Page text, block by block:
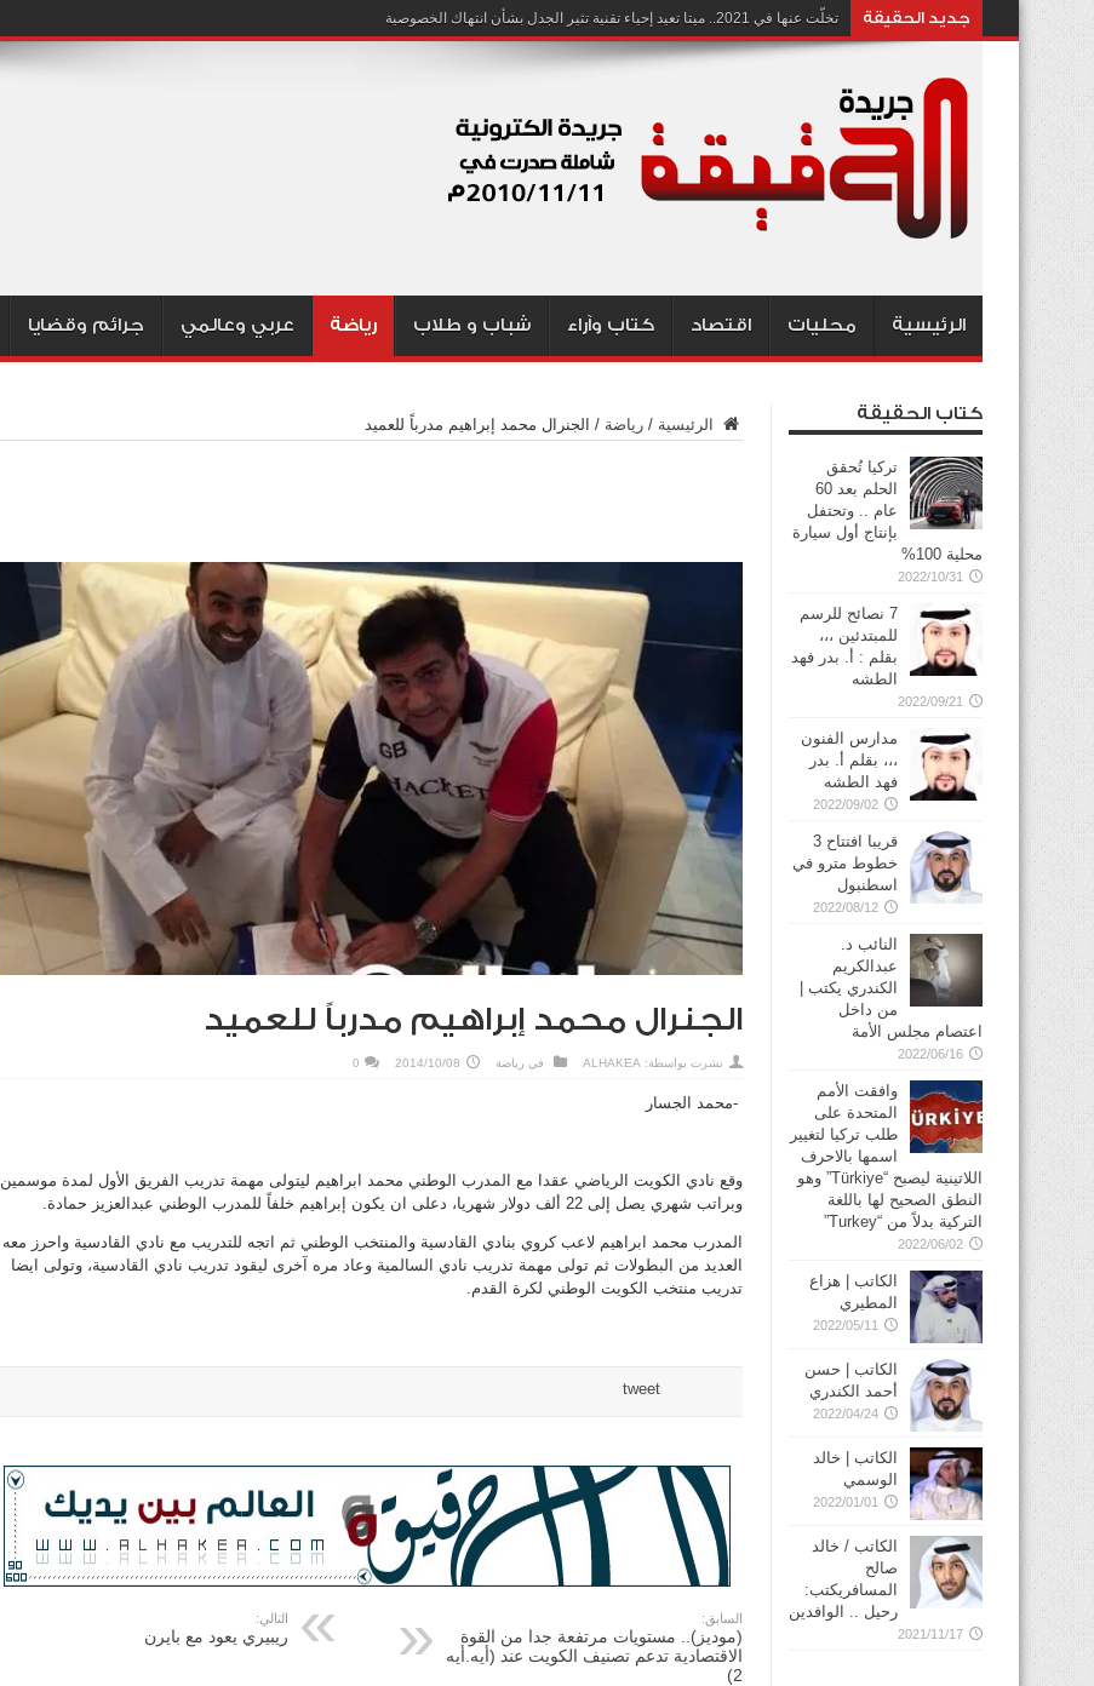
جديد الحقيقة تخلّت عنها في 2021.. ميتا تعيد إحياء تقنية تثير الجدل بشأن انتهاك الخصوصية
الرئيسية محليات اقتصاد كتاب وآراء شباب و طلاب رياضة عربي وعالمي جرائم وقضايا
الرئيسية / رياضة / الجنرال محمد إبراهيم مدرباً للعميد
الجنرال محمد إبراهيم مدرباً للعميد
نشرت بواسطة: ALHAKEA في رياضة 2014/10/08
0
-محمد الجسار
وقع نادي الكويت الرياضي عقدا مع المدرب الوطني محمد ابراهيم ليتولى مهمة تدريب الفريق الأول لمدة موسمين
وبراتب شهري يصل إلى 22 ألف دولار شهريا، دعلى ان يكون إبراهيم خلفاً للمدرب الوطني عبدالعزيز حمادة.
المدرب محمد ابراهيم لاعب كروي بنادي القادسية والمنتخب الوطني ثم اتجه للتدريب مع نادي القادسية واحرز معه
العديد من البطولات ثم تولى مهمة تدريب نادي السالمية وعاد مره آخرى ليقود تدريب نادي القادسية، وتولى ايضا
تدريب منتخب الكويت الوطني لكرة القدم.
tweet
السابق:
(موديز).. مستويات مرتفعة جدا من القوة
الاقتصادية تدعم تصنيف الكويت عند (أيه.أيه
2)
التالي:
ريبيري يعود مع بايرن
كتاب الحقيقة
تركيا تُحقق
الحلم بعد 60
عام .. وتحتفل
بإنتاج أول سيارة
محلية 100%
2022/10/31
7 نصائح للرسم
للمبتدئين ،،،
بقلم : أ. بدر فهد
الطشه
2022/09/21
مدارس الفنون
،،، بقلم أ. بدر
فهد الطشه
2022/09/02
قريبا افتتاح 3
خطوط مترو في
2022/08/12
النائب د.
عبدالكريم
الكندري يكتب |
من داخل
اعتصام مجلس الأمة
2022/06/16
وافقت الأمم
المتحدة على
طلب تركيا لتغيير
اسمها بالاحرف
اللاتينية ليصبح “Türkiye” وهو
النطق الصحيح لها باللغة
التركية بدلاً من “Turkey”
2022/06/02
الكاتب | هزاع
المطيري
2022/05/11
الكاتب | حسن
أحمد الكندري
2022/04/24
الكاتب | خالد
الوسمي
2022/01/01
الكاتب / خالد
صالح
المسافريكتب:
رحيل .. الوافدين
2021/11/17